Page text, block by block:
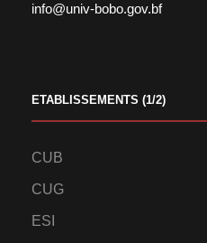
info@univ-bobo.gov.bf
ETABLISSEMENTS (1/2)
CUB
CUG
ESI